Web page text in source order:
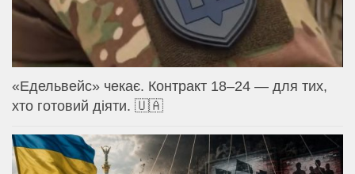
«Едельвейс» чекає. Контракт 18–24 — для тих,
хто готовий діяти. 🇺🇦